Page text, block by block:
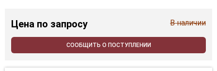
Цена по запросу В наличии
СООБЩИТЬ О ПОСТУПЛЕНИИ